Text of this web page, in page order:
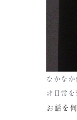
なかな
非日常
お話を